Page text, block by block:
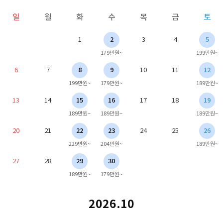
일 월 화 수 목 금 토
1 2
179만원~
3 4 5
199만원~
6 7 8
199만원~
9
179만원~
10 11 12
189만원~
13 14 15
189만원~
16
189만원~
17 18 19
189만원~
20 21 22
229만원~
23
204만원~
24 25 26
189만원~
27 28 29
189만원~
30
179만원~
2026.10